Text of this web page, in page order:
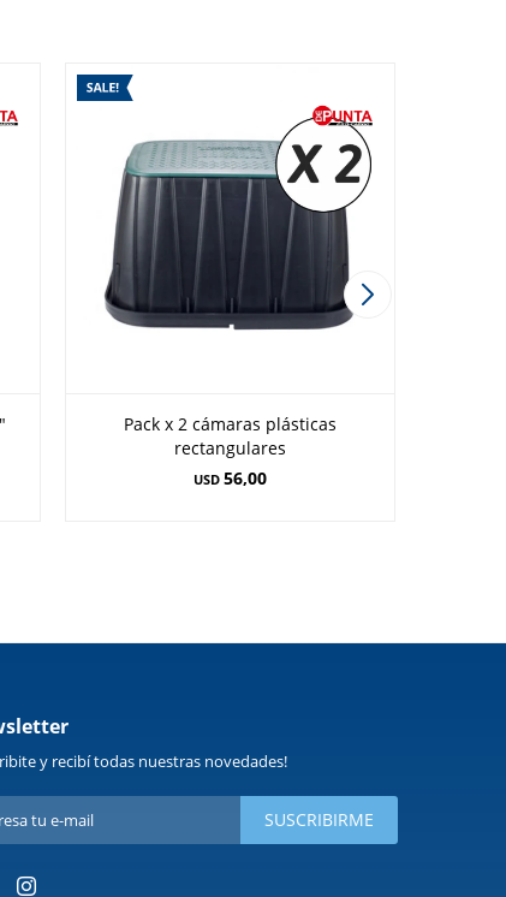
Pack x 2 cámaras plásticas
rectangulares
USD 56,00
y recibí todas nuestras novedades!
SUSCRIBIRME
